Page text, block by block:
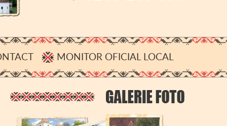
CONFIDENȚIALITATE
DESPRE COOKIE-URI
MONITOR OFICIAL LOCAL